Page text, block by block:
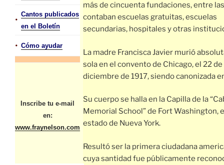
•
Cantos publicados
en el Boletín
• Cómo ayudar
Inscribe tu e-mail
en:
www.fraynelson.com
más de cincuenta fundaciones, entre
contaban escuelas gratuitas, escuelas
secundarias, hospitales y otras
La madre Francisca Javier murió
sola en el convento de Chicago, el 22 de
diciembre de 1917, siendo canonizada
Su cuerpo se halla en la Capilla de la
Memorial School” de Fort Washington,
estado de Nueva York.
Resultó ser la primera ciudadana
cuya santidad fue públicamente